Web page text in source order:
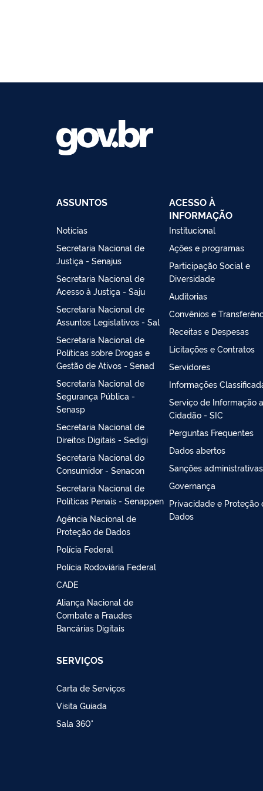
ASSUNTOS
Notícias
Secretaria Nacional de
Justiça - Senajus
Secretaria Nacional de
Acesso à Justiça - Saju
Secretaria Nacional de
Assuntos Legislativos - Sal
Secretaria Nacional de
Políticas sobre Drogas e
Gestão de Ativos - Senad
Secretaria Nacional de
Segurança Pública -
Senasp
Secretaria Nacional de
Direitos Digitais - Sedigi
Secretaria Nacional do
Consumidor - Senacon
Secretaria Nacional de
Políticas Penais - Senappen
Agência Nacional de
Proteção de Dados
Polícia Federal
Polícia Rodoviária Federal
CADE
Aliança Nacional de
Combate a Fraudes
Bancárias Digitais
ACESSO À
INFORMAÇÃO
Institucional
Ações e programas
Participação Social e
Diversidade
Auditorias
Convênios e
Receitas e Despesas
Licitações e Contratos
Servidores
Informações
Serviço de Informação
Cidadão - SIC
Perguntas Frequentes
Dados abertos
Sanções administrativas
Governança
Privacidade e Proteção
Dados
SERVIÇOS
Carta de Serviços
Visita Guiada
Sala 360°